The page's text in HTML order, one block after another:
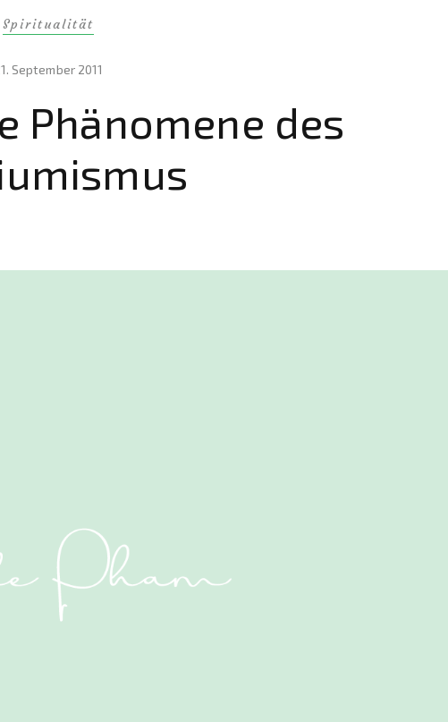
Spiritualität
September 2011
Phänomene des